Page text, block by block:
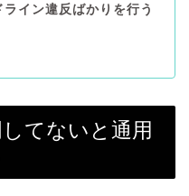
ライン違反ばかりを行う
てないと通用